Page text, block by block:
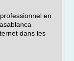
en
dans les